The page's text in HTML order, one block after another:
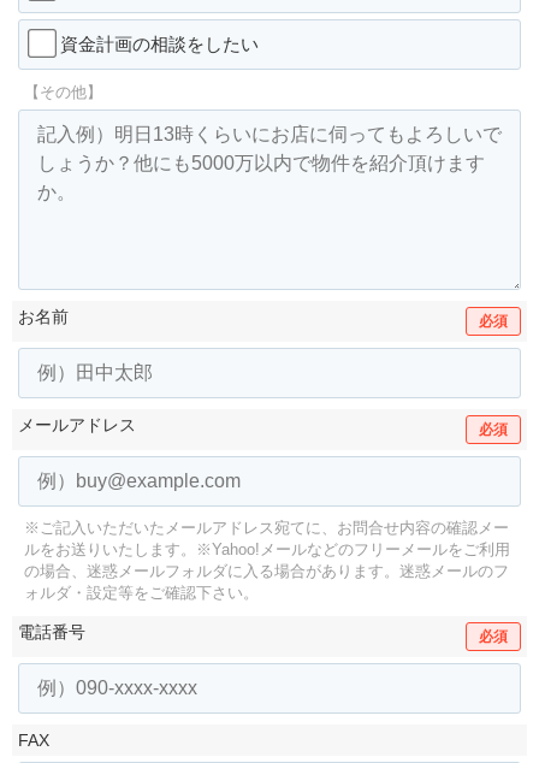
資金計画の相談をしたい
【その他】
お名前 必須
メールアドレス 必須
※ご記入いただいたメールアドレス宛てに、お問合せ内容の確認メー
ルをお送りいたします。
※Yahoo!メールなどのフリーメールをご利用
の場合、迷惑メールフォルダに入る場合があります。 迷惑メールのフ
ォルダ・設定等をご確認下さい。
電話番号 必須
FAX